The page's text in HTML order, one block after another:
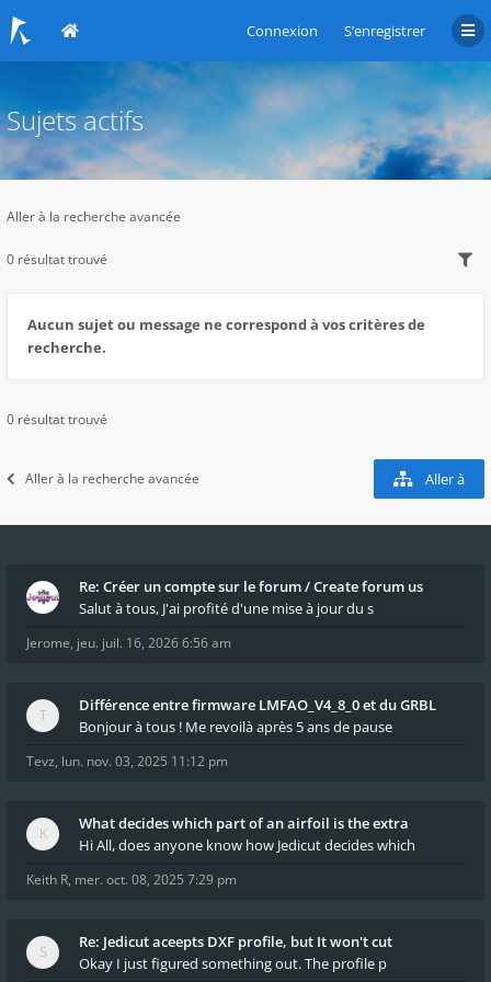
Connexion S’enregistrer
Sujets actifs
Aller à la recherche avancée
0 résultat trouvé
Aucun sujet ou message ne correspond à vos critères de
recherche.
0 résultat trouvé
Aller à la recherche avancée Aller à
Re: Créer un compte sur le forum / Create forum us
Salut à tous, J'ai profité d'une mise à jour du s
Jerome, jeu. juil. 16, 2026 6:56 am
Différence entre firmware LMFAO_V4_8_0 et du GRBL
Bonjour à tous ! Me revoilà après 5 ans de pause
Tevz, lun. nov. 03, 2025 11:12 pm
What decides which part of an airfoil is the extra
Hi All, does anyone know how Jedicut decides which
Keith R, mer. oct. 08, 2025 7:29 pm
Re: Jedicut aceepts DXF profile, but It won't cut
Okay I just figured something out. The profile p